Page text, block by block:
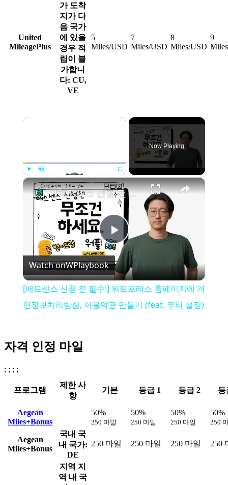
United
MileagePlus
가 도착
지가 다
음 국가
에 있을
경우 적
립이 불
가합니
다: CU,
VE
5
Miles/USD
7
Miles/USD
8
Miles/USD
9
Now Playing
Play
Video
[애드센스 신청 전 필수!] 워드프레스 홈페이지에 개인정보처리방침, 이용약관 만들기 (feat. 푸터 설정)
Watch onWPlaybook
[애드센스 신청 전 필수!] 워드프레스 홈페이지에 개
인정보처리방침, 이용약관 만들기 (feat. 푸터 설정)
자격 인정 마일
; ; ; ;
프로그램
제한 사
항
기본 등급 1 등급 2 등
Aegean
Miles+Bonus
50%
250 마일
50%
250 마일
50%
250 마일
50%
250
Aegean
Miles+Bonus
국내 국
내 국가:
DE
250 마일 250 마일 250 마일 250
지역 지
역 내 국